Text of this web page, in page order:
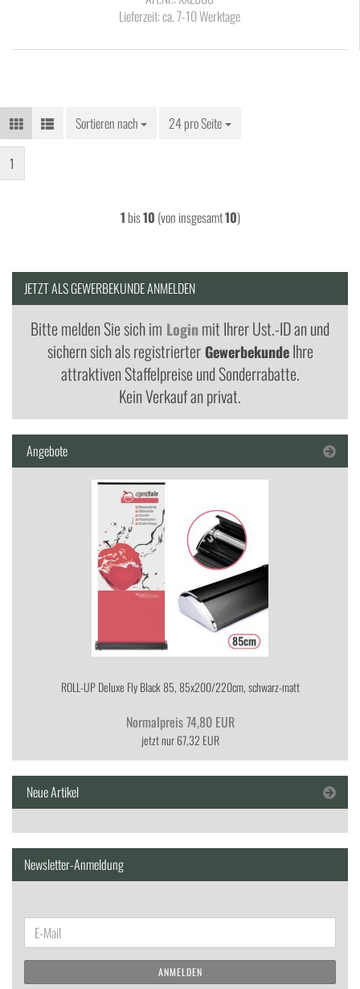
Lieferzeit:ca. 7-10 Werktage
Sortieren nach
Sortieren nach 24 pro Seite
pro Seite
1
1 bis10 (von insgesamt10)
JETZT ALS GEWERBEKUNDE ANMELDEN
Bitte melden Sie sich im Loginmit Ihrer Ust.-ID an und
sichern sich als registrierterGewerbekundeIhre
attraktiven Staffelpreise und Sonderrabatte.
Kein Verkauf an privat.
Angebote
ROLL-​UP De­lu­xe Fly Black 85, 85x200/220cm, schwarz-​matt
Normalpreis 74,80 EUR
jetzt nur 67,32 EUR
Neue Artikel
Newsletter-Anmeldung
WEITER
ZUR
NEWSLETTER-
ANMELDUNG
E-
Mail
ANMELDEN